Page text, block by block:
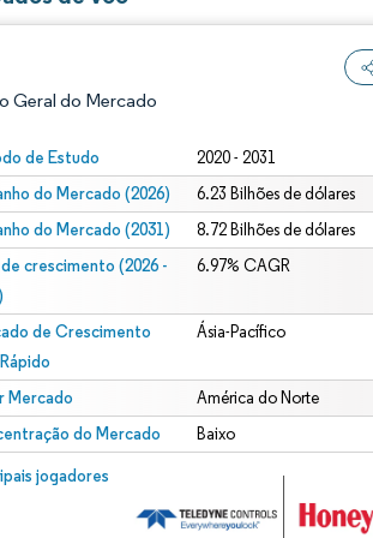
Geral do Mercado
de Estudo 2020 - 2031
do Mercado (2026) 6.23 Bilhões de dólares
do Mercado (2031) 8.72 Bilhões de dólares
de crescimento (2026 -
6.97% CAGR
de Crescimento
Ásia-Pacífico
Mercado América do Norte
do Mercado Baixo
jogadores
© Mordor Intelligence. O reuso requer atribuição conforme
conforme CC BY 4.0.